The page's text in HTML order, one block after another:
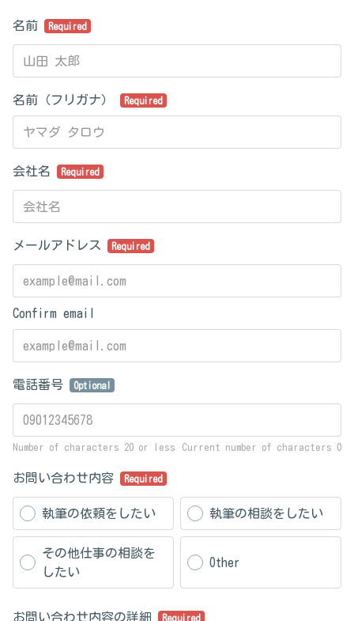
名前 Required
名前（フリガナ） Required
会社名 Required
メールアドレス Required
Confirm email
電話番号 Optional
Number of characters 20 or less Current number of characters 0
お問い合わせ内容 Required
執筆の依頼をしたい 執筆の相談をしたい
その他仕事の相談を
したい
Other
お問い合わせ内容の詳細 Required